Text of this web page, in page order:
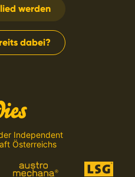
werden
dabei?
Independent
Österreichs